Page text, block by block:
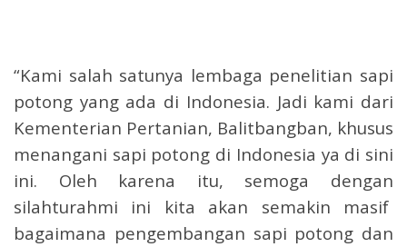
“Kami salah satunya lembaga penelitian sapi
potong yang ada di Indonesia. Jadi kami dari
Kementerian Pertanian, Balitbangban, khusus
menangani sapi potong di Indonesia ya di sini
ini. Oleh karena itu, semoga dengan
silahturahmi ini kita akan semakin masif
bagaimana pengembangan sapi potong dan